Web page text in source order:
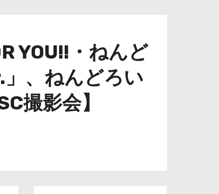
YOU!!・ねんど
、ねんどろい
撮影会】